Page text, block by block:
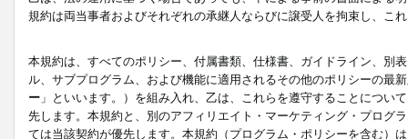
規約は両当事者およびそれぞれの承継人ならびに譲受人を拘束し、こ
本規約は、すべてのポリシー、付属書類、仕様書、ガイドライン、別
ル、サブプログラム、および機能に適用されるその他のポリシーの最
ー 」といいます。）を組み入れ、乙は、これらを遵守することにつ
先します。本規約と、別のアフィリエイト・マーケティング・プログ
ては当該契約が優先します。本規約（プログラム・ポリシーを含む）